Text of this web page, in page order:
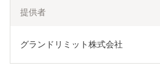
提供者
グランドリミット株式会社